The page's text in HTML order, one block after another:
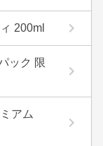
200ml
ック 限
アム